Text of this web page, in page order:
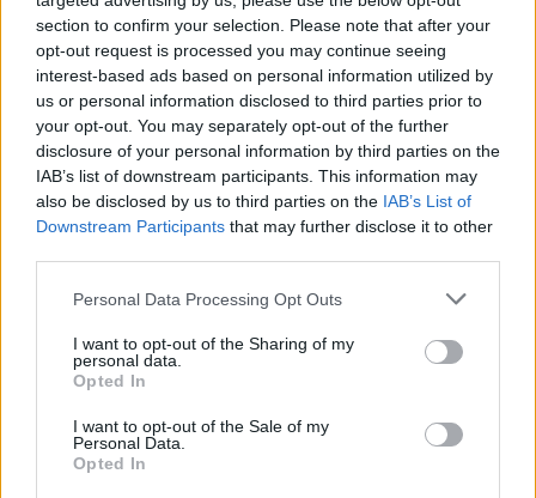
section to confirm your selection. Please note that after your
opt-out request is processed you may continue seeing
interest-based ads based on personal information utilized by
us or personal information disclosed to third parties prior to
your opt-out. You may separately opt-out of the further
disclosure of your personal information by third parties on the
IAB’s list of downstream participants. This information may
also be disclosed by us to third parties on the IAB’s List of
Downstream Participants that may further disclose it to other
Personal Data Processing Opt Outs
I want to opt-out of the Sharing of my
personal data.
Opted In
I want to opt-out of the Sale of my
Personal Data.
Opted In
ΔΕΙΤΕ ΕΠΙΣΗΣ